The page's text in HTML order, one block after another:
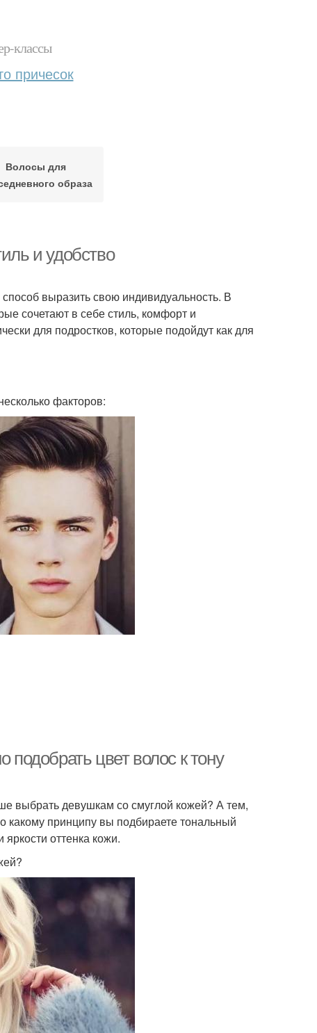
классы
причесок
Волосы для
образа
и удобство
выразить свою индивидуальность. В
сочетают в себе стиль, комфорт и
для подростков, которые подойдут как для
факторов:
подобрать цвет волос к тону
выбрать девушкам со смуглой кожей? А тем,
какому принципу вы подбираете тональный
оттенка кожи.